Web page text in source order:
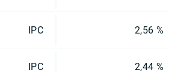
IPC 2,56 %
IPC 2,44 %